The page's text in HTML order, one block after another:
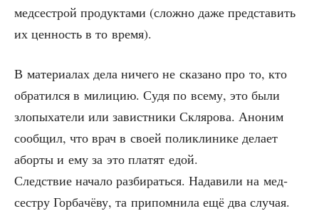
мед­сест­рой про­дук­та­ми (слож­но даже пред­ста­вить
их цен­ность в то время).
В мате­ри­а­лах дела ниче­го не ска­за­но про то, кто
обра­тил­ся в мили­цию. Судя по все­му, это были
зло­пы­ха­те­ли или завист­ни­ки Скля­ро­ва. Ано­ним
сооб­щил, что врач в сво­ей поли­кли­ни­ке дела­ет
абор­ты и ему за это пла­тят едой.
След­ствие нача­ло раз­би­рать­ся. Нада­ви­ли на мед­
сест­ру Гор­ба­чё­ву, та при­пом­ни­ла ещё два слу­чая.